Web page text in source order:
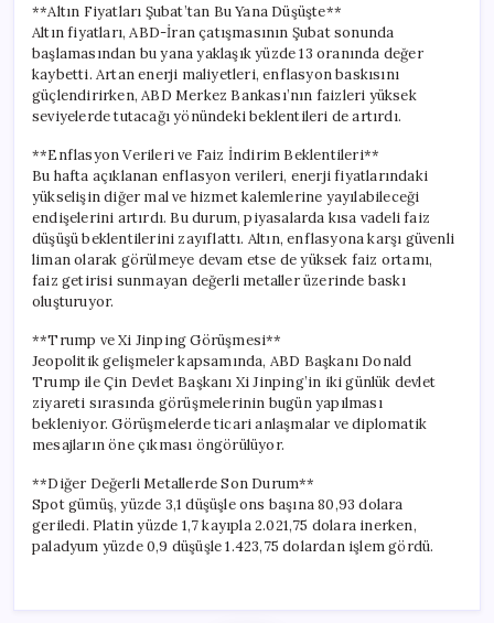
**Altın Fiyatları Şubat’tan Bu Yana Düşüşte**
Altın fiyatları, ABD-İran çatışmasının Şubat sonunda
başlamasından bu yana yaklaşık yüzde 13 oranında değer
kaybetti. Artan enerji maliyetleri, enflasyon baskısını
güçlendirirken, ABD Merkez Bankası’nın faizleri yüksek
seviyelerde tutacağı yönündeki beklentileri de artırdı.
**Enflasyon Verileri ve Faiz İndirim Beklentileri**
Bu hafta açıklanan enflasyon verileri, enerji fiyatlarındaki
yükselişin diğer mal ve hizmet kalemlerine yayılabileceği
endişelerini artırdı. Bu durum, piyasalarda kısa vadeli faiz
düşüşü beklentilerini zayıflattı. Altın, enflasyona karşı güvenli
liman olarak görülmeye devam etse de yüksek faiz ortamı,
faiz getirisi sunmayan değerli metaller üzerinde baskı
oluşturuyor.
**Trump ve Xi Jinping Görüşmesi**
Jeopolitik gelişmeler kapsamında, ABD Başkanı Donald
Trump ile Çin Devlet Başkanı Xi Jinping’in iki günlük devlet
ziyareti sırasında görüşmelerinin bugün yapılması
bekleniyor. Görüşmelerde ticari anlaşmalar ve diplomatik
mesajların öne çıkması öngörülüyor.
**Diğer Değerli Metallerde Son Durum**
Spot gümüş, yüzde 3,1 düşüşle ons başına 80,93 dolara
geriledi. Platin yüzde 1,7 kayıpla 2.021,75 dolara inerken,
paladyum yüzde 0,9 düşüşle 1.423,75 dolardan işlem gördü.